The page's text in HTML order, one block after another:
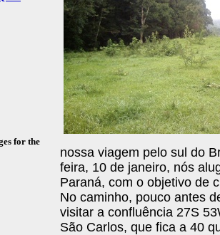
for the
nossa viagem pelo sul do
feira, 10 de janeiro, nós
Paraná, com o objetivo de
No caminho, pouco antes
visitar a confluência 27S
São Carlos, que fica a 40